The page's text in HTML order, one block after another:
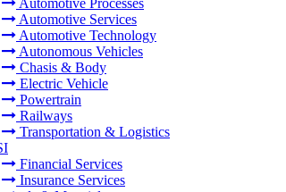
Automotive Processes
Automotive Services
Automotive Technology
Autonomous Vehicles
Chasis & Body
Electric Vehicle
Powertrain
Railways
Transportation & Logistics
Financial Services
Insurance Services